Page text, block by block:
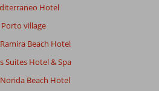
Hotel
Porto village
Beach Hotel
Suites Hotel & Spa
Beach Hotel